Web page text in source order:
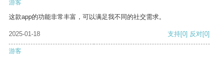
游客
这款app的功能非常丰富，可以满足我不同的社交需求。
2025-01-18 支持[0] 反对[0]
游客